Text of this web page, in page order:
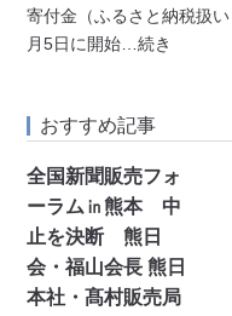
寄付金（ふるさと納税扱
月5日に開始 …続き
おすすめ記事
全国新聞販売フォ
ーラム㏌熊本 中
止を決断 熊日
会・福山会長 熊日
本社・髙村販売局